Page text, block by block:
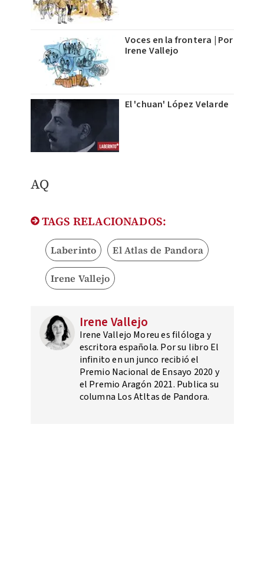
Voces en la frontera | Por
Irene Vallejo
El 'chuan' López Velarde
​AQ
TAGS RELACIONADOS:
Laberinto El Atlas de Pandora
Irene Vallejo
Irene Vallejo
Irene Vallejo Moreu es filóloga y
escritora española.​ Por su libro El
infinito en un junco​ recibió el
Premio Nacional de Ensayo 2020 y
el Premio Aragón 2021.​ Publica su
columna Los Atltas de Pandora.